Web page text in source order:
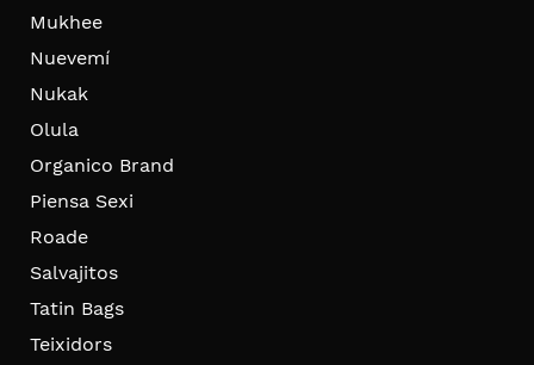
Mukhee
Nuevemí
Nukak
Olula
Organico Brand
Piensa Sexi
Roade
Salvajitos
Tatin Bags
Teixidors